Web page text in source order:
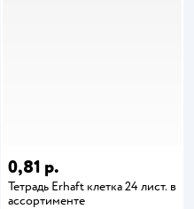
0,81 р.
Тетрадь Erhaft клетка 24 лист. в
ассортименте